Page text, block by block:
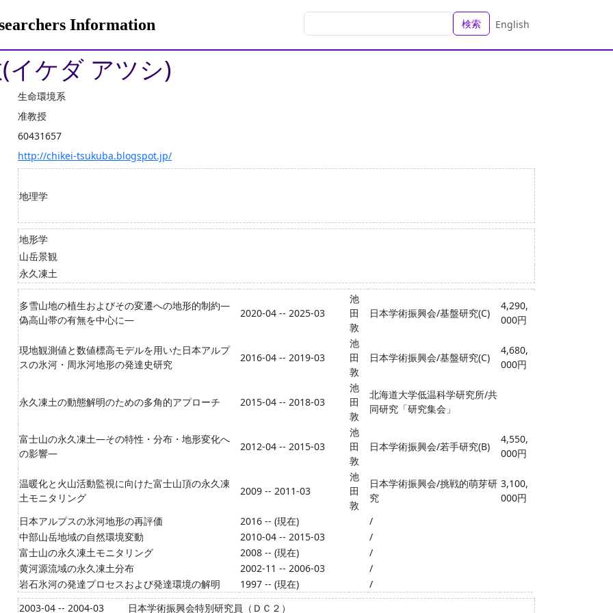
Information 検索 English
イケダ アツシ)
生命環境系
准教授
60431657
http://chikei-tsukuba.blogspot.jp/
地理学
地形学
山岳景観
永久凍土
多雪山地の植生およびその変遷への地形的制約―
偽高山帯の有無を中心に―
2020-04 -- 2025-03
池
田
敦
日本学術振興会/基盤研究(C)
4,290,
000円
現地観測値と数値標高モデルを用いた日本アルプ
スの氷河・周氷河地形の発達史研究
2016-04 -- 2019-03
池
田
敦
日本学術振興会/基盤研究(C)
4,680,
000円
永久凍土の動態解明のための多角的アプローチ 2015-04 -- 2018-03
池
田
敦
北海道大学低温科学研究所/共
同研究「研究集会」
富士山の永久凍土―その特性・分布・地形変化へ
の影響―
2012-04 -- 2015-03
池
田
敦
日本学術振興会/若手研究(B)
4,550,
000円
温暖化と火山活動監視に向けた富士山頂の永久凍
土モニタリング
2009 -- 2011-03
池
田
敦
日本学術振興会/挑戦的萌芽研
究
3,100,
000円
日本アルプスの氷河地形の再評価
2016 -- (現在)
/
中部山岳地域の自然環境変動
2010-04 -- 2015-03
/
富士山の永久凍土モニタリング
2008 -- (現在)
/
黄河源流域の永久凍土分布
2002-11 -- 2006-03
/
岩石氷河の発達プロセスおよび発達環境の解明
1997 -- (現在)
/
2003-04 -- 2004-03
日本学術振興会特別研究員（ＤＣ２）